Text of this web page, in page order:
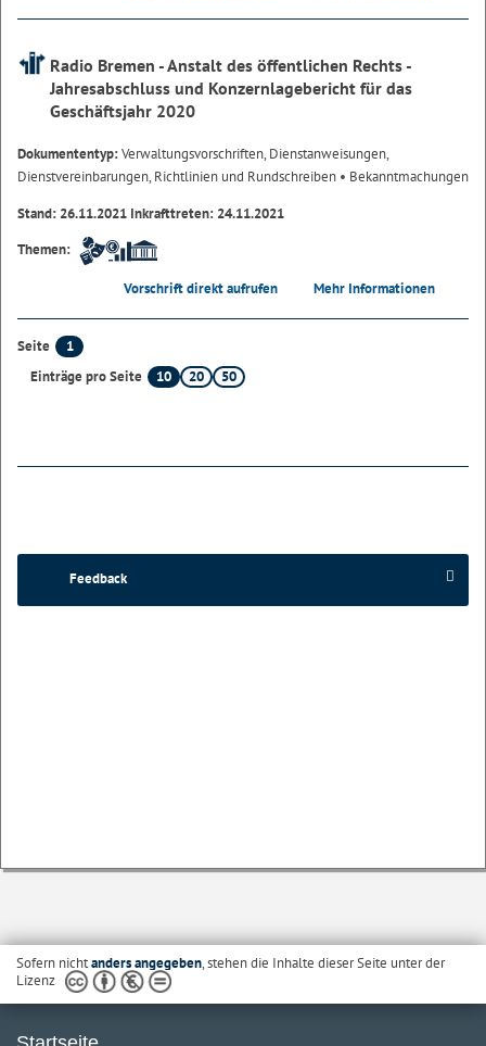
Radio Bremen - Anstalt des öffentlichen Rechts -
Jahresabschluss und Konzernlagebericht für das
Geschäftsjahr 2020
Dokumententyp:Verwaltungsvorschriften, Dienstanweisungen,
Dienstvereinbarungen, Richtlinien und Rundschreiben • Bekanntmachungen
Stand: 26.11.2021 Inkrafttreten: 24.11.2021
Themen:
Vorschrift direkt aufrufen Mehr Informationen
Seite
1
Einträge pro Seite
10 20 50
Feedback
Sofern nichtanders angegeben, stehen die Inhalte dieser Seite unter der
Lizenz